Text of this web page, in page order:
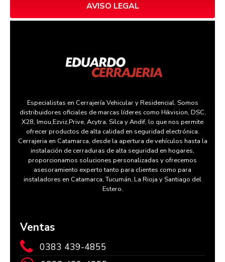
AVISO LEGAL
Especialistas en Cerrajería Vehicular y Residencial. Somos
distribuidores oficiales de marcas líderes como Hikvision, DSC,
X28, Imou,Ezviz,Prive, Acytra, Silca y Andif, lo que nos permite
ofrecer productos de alta calidad en seguridad electrónica.
Cerrajeria en Catamarca, desde la apertura de vehículos hasta la
instalación de cerraduras de alta seguridad en hogares,
proporcionamos soluciones personalizadas y ofrecemos
asesoramiento experto tanto para clientes como para
instaladores en Catamarca, Tucumán, La Rioja y Santiago del
Estero.
Ventas
0383 439-4855